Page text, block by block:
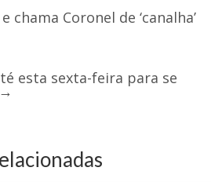
chama Coronel de ‘canalha’
esta sexta-feira para se
→